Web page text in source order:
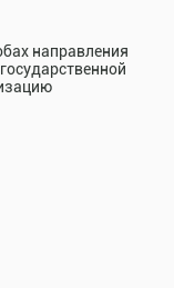
направления